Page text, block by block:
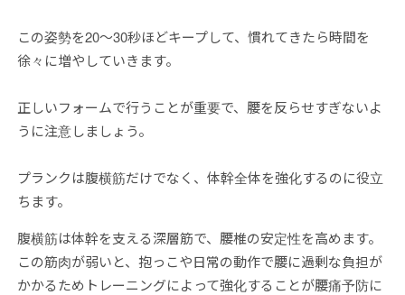
この姿勢を20〜30秒ほどキープして、慣れてきたら時間を
徐々に増やしていきます。
正しいフォームで行うことが重要で、腰を反らせすぎないよ
うに注意しましょう。
プランクは腹横筋だけでなく、体幹全体を強化するのに役立
ちます。
腹横筋は体幹を支える深層筋で、腰椎の安定性を高めます。
この筋肉が弱いと、抱っこや日常の動作で腰に過剰な負担が
かかるためトレーニングによって強化することが腰痛予防に